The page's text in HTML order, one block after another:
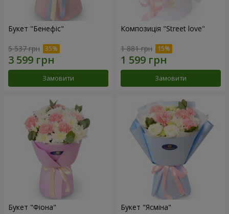
Букет "Бенефіс"
5 537 грн
Замовити
Композиція "Street love"
1 881 грн
Замовити
Букет "Фіона" Букет "Ясміна"